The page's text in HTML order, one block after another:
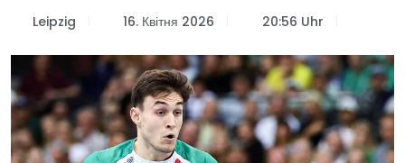
Leipzig 16. Квітня 2026 20:56 Uhr